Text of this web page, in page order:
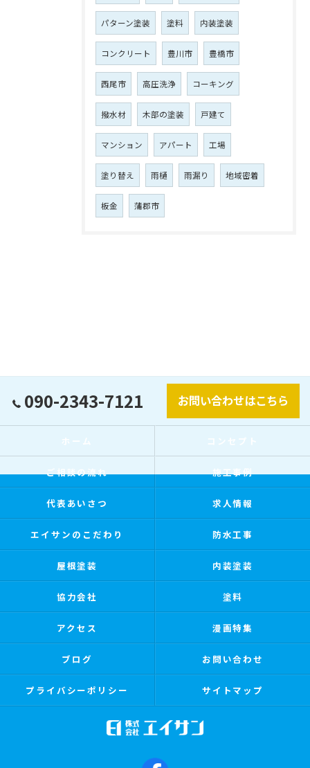
パターン塗装 塗料 内装塗装
コンクリート 豊川市 豊橋市
西尾市 高圧洗浄 コーキング
撥水材 木部の塗装 戸建て
マンション アパート 工場
塗り替え 雨樋 雨漏り 地域密着
板金 蒲郡市
090-2343-7121 お問い合わせはこちら
ホーム コンセプト
ご相談の流れ 施工事例
代表あいさつ 求人情報
エイサンのこだわり 防水工事
屋根塗装 内装塗装
協力会社 塗料
アクセス 漫画特集
ブログ お問い合わせ
プライバシーポリシー サイトマップ